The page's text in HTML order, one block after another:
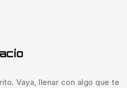
Vaya, llenar con algo que te